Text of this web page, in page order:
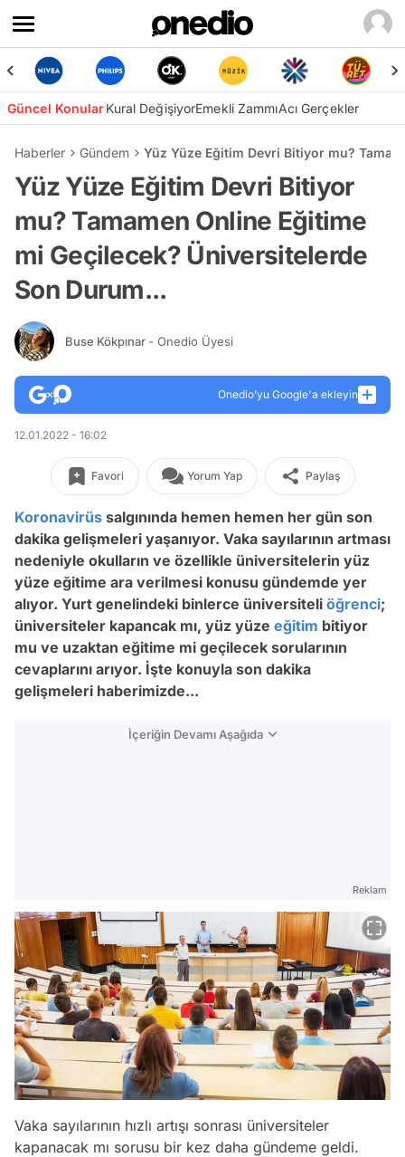
Güncel KonularKural DeğişiyorEmekli ZammıAcı Gerçekler
Haberler Gündem Yüz Yüze Eğitim Devri Bitiyor mu?
Yüz Yüze Eğitim Devri Bitiyor
mu? Tamamen Online Eğitime
mi Geçilecek? Üniversitelerde
Son Durum...
Buse Kökpınar - Onedio Üyesi
Onedio’yu Google'a ekleyin
12.01.2022 - 16:02
Favori Yorum Yap Paylaş
Koronavirüs salgınında hemen hemen her gün son
dakika gelişmeleri yaşanıyor. Vaka sayılarının artması
nedeniyle okulların ve özellikle üniversitelerin yüz
yüze eğitime ara verilmesi konusu gündemde yer
alıyor. Yurt genelindeki binlerce üniversiteli öğrenci;
üniversiteler kapancak mı, yüz yüze eğitim bitiyor
mu ve uzaktan eğitime mi geçilecek sorularının
cevaplarını arıyor. İşte konuyla son dakika
gelişmeleri haberimizde...
İçeriğin Devamı Aşağıda
Reklam
Vaka sayılarının hızlı artışı sonrası üniversiteler
kapanacak mı sorusu bir kez daha gündeme geldi.